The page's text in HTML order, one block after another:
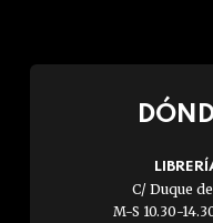
C/ Duque
M-S 10.30-